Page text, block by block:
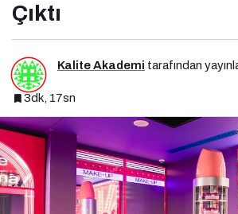
Çıktı
Kalite Akademi tarafından
3dk, 17sn